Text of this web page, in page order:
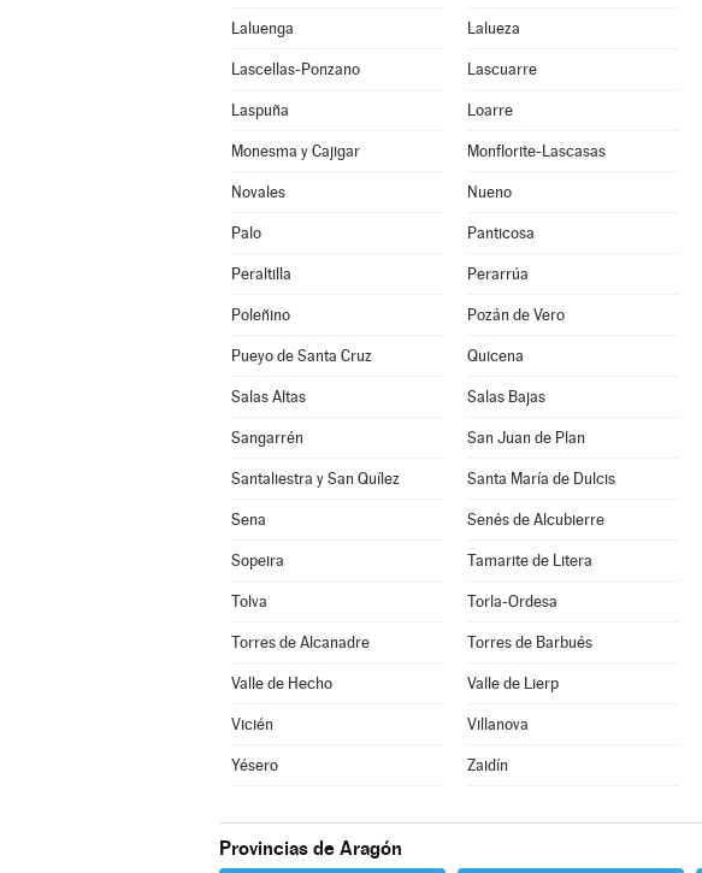
Laluenga Lalueza
Lascellas-Ponzano Lascuarre
Laspuña Loarre
Monesma y Cajigar Monflorite-Lascasas
Novales Nueno
Palo Panticosa
Peraltilla Perarrúa
Poleñino Pozán de Vero
Pueyo de Santa Cruz Quicena
Salas Altas Salas Bajas
Sangarrén San Juan de Plan
Santaliestra y San Quílez Santa María de Dulcis
Sena Senés de Alcubierre
Sopeira Tamarite de Litera
Tolva Torla-Ordesa
Torres de Alcanadre Torres de Barbués
Valle de Hecho Valle de Lierp
Vicién Villanova
Yésero Zaidín
Provincias de Aragón